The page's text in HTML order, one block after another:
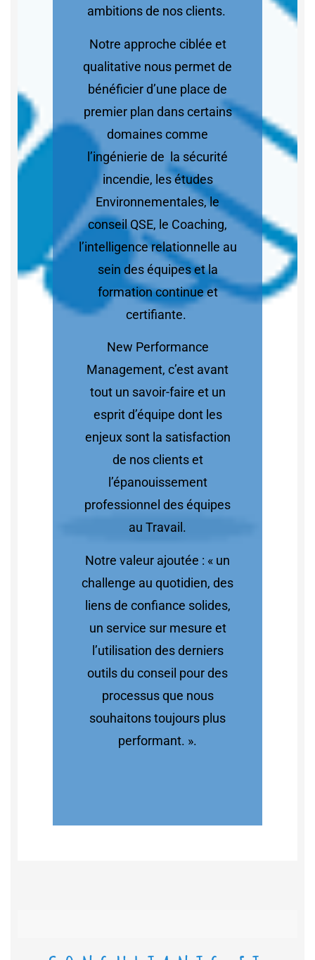
ambitions de nos clients.
Notre approche ciblée et
qualitative nous permet de
bénéficier d’une place de
premier plan dans certains
domaines comme
l’ingénierie de la sécurité
incendie, les études
Environnementales, le
conseil QSE, le Coaching,
l’intelligence relationnelle au
sein des équipes et la
formation continue et
certifiante.
New Performance
Management, c’est avant
tout un savoir-faire et un
esprit d’équipe dont les
enjeux sont la satisfaction
de nos clients et
l’épanouissement
professionnel des équipes
au Travail.
Notre valeur ajoutée : « un
challenge au quotidien, des
liens de confiance solides,
un service sur mesure et
l’utilisation des derniers
outils du conseil pour des
processus que nous
souhaitons toujours plus
performant. ».